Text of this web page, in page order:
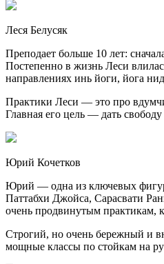
Леся Белусяк
Преподает больше 10 лет:
Постепенно в жизнь Леси
направлениях инь йоги, йога
Практики Леси — это про
Главная его цель — дать
Юрий Кочетков
Юрий — одна из ключевых фигур
Паттабхи Джойса, Сарасвати
очень продвинутым практикам,
Строгий, но очень бережный и
мощные классы по стойкам на